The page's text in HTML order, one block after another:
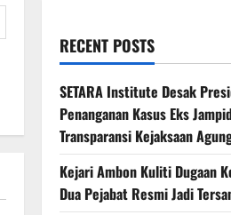
RECENT POSTS
SETARA Institute Desak
Penanganan Kasus Eks
Transparansi Kejaksaan
Kejari Ambon Kuliti Dugaan
Dua Pejabat Resmi Jadi